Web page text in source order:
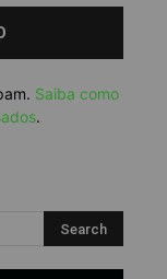
Saiba como
.